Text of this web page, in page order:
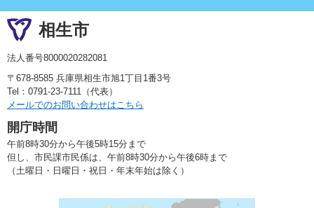
相生市
法人番号8000020282081
〒678-8585 兵庫県相生市旭1丁目1番3号
Tel：0791-23-7111（代表）
メールでのお問い合わせはこちら
開庁時間
午前8時30分から午後5時15分まで
但し、市民課市民係は、午前8時30分から午後6時まで
（土曜日・日曜日・祝日・年末年始は除く）